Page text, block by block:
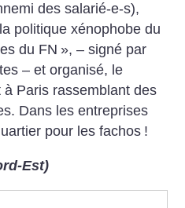
des salarié-e-s),
politique xénophobe du
du FN », – signé par
– et organisé, le
Paris rassemblant des
Dans les entreprises
pour les fachos !
Est)